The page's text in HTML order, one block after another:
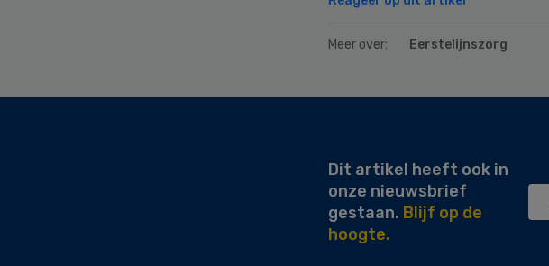
Meer over: Eerstelijnszorg
Dit artikel heeft ook in
onze nieuwsbrief
gestaan. Blijf op de
hoogte.